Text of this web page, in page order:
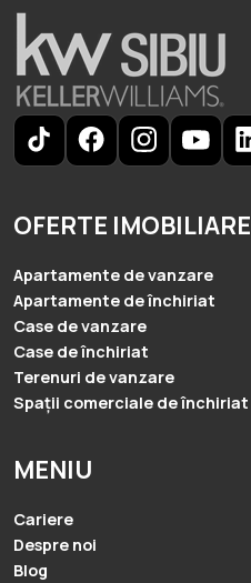
OFERTE IMOBILIARE
Apartamente de vanzare
Apartamente de închiriat
Case de vanzare
Case de închiriat
Terenuri de vanzare
Spații comerciale de închiriat
MENIU
Cariere
Despre noi
Blog